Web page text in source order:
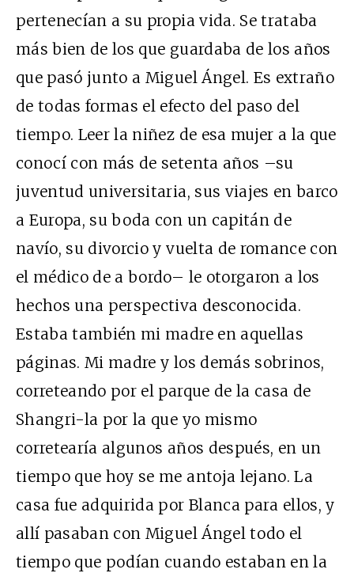
pertenecían a su propia vida. Se trataba
más bien de los que guardaba de los años
que pasó junto a Miguel Ángel. Es extraño
de todas formas el efecto del paso del
tiempo. Leer la niñez de esa mujer a la que
conocí con más de setenta años –su
juventud universitaria, sus viajes en barco
a Europa, su boda con un capitán de
navío, su divorcio y vuelta de romance con
el médico de a bordo– le otorgaron a los
hechos una perspectiva desconocida.
Estaba también mi madre en aquellas
páginas. Mi madre y los demás sobrinos,
correteando por el parque de la casa de
Shangri-la por la que yo mismo
corretearía algunos años después, en un
tiempo que hoy se me antoja lejano. La
casa fue adquirida por Blanca para ellos, y
allí pasaban con Miguel Ángel todo el
tiempo que podían cuando estaban en la